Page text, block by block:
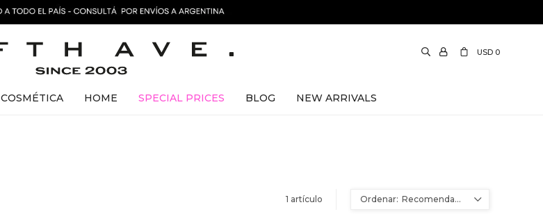
COSMÉTICA HOME SPECIAL PRICES BLOG NEW ARRIVALS
USD 0
1 artículo Recomendados